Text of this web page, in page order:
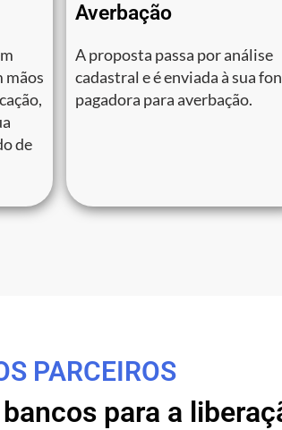
mãos
de
Averbação
A proposta passa por análise
cadastral e é enviada à sua
pagadora para averbação.
PARCEIROS
para a